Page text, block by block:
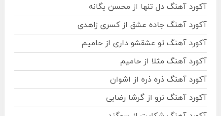
آکورد آهنگ دل تنها از محسن یگانه
آکورد آهنگ جاده عشق از کسری زاهدی
آکورد آهنگ تو عشقشو داری از حامیم
آکورد آهنگ مثلا از حامیم
آکورد آهنگ ذره ذره از اشوان
آکورد آهنگ نرو از گرشا رضایی